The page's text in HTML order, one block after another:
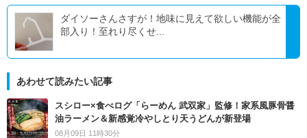
ダイソーさんさすが！地味に見えて欲しい機能が全
部入り！至れり尽くせ...
あわせて読みたい記事
スシロー×食べログ「らーめん 武双家」監修！家系風豚骨醤
油ラーメン＆新感覚冷やしとり天うどんが新登場
08月09日 11時30分